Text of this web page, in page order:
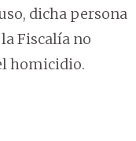
dicha persona
Fiscalía no
homicidio.